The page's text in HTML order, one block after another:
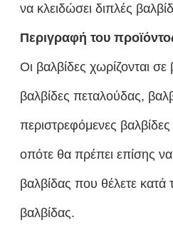
να κλειδώσει διπλές
Περιγραφή του
Οι βαλβίδες χωρίζονται
βαλβίδες πεταλούδας,
περιστρεφόμενες
οπότε θα πρέπει επίσης να
βαλβίδας που θέλετε κατά
βαλβίδας.